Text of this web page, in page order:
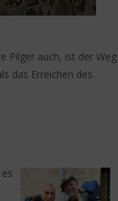
Pilger auch, ist der Weg
das Erreichen des